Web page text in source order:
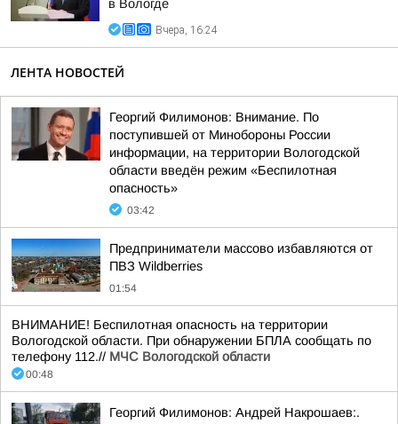
в Вологде
Вчера, 16:24
ЛЕНТА НОВОСТЕЙ
Георгий Филимонов: Внимание. По
поступившей от Минобороны России
информации, на территории Вологодской
области введён режим «Беспилотная
опасность»
03:42
Предприниматели массово избавляются от
ПВЗ Wildberries
01:54
ВНИМАНИЕ! Беспилотная опасность на территории
Вологодской области. При обнаружении БПЛА сообщать по
телефону 112.// МЧС Вологодской области
00:48
Георгий Филимонов: Андрей Накрошаев:.